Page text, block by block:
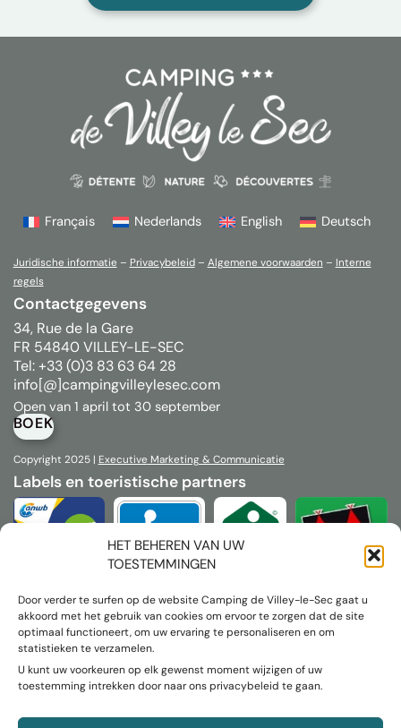
HET BEHEREN VAN UW
TOESTEMMINGEN
Door verder te surfen op de website Camping de Villey-le-Sec gaat u
akkoord met het gebruik van cookies om ervoor te zorgen dat de site
optimaal functioneert, om uw ervaring te personaliseren en om
statistieken te verzamelen.
U kunt uw voorkeuren op elk gewenst moment wijzigen of uw
toestemming intrekken door naar ons privacybeleid te gaan.
Français Nederlands English Deutsch
Juridische informatie – Privacybeleid– Algemene voorwaarden – Interne
regels
Contactgegevens
34, Rue de la Gare
FR 54840 VILLEY-LE-SEC
Tel: +33 (0)3 83 63 64 28
info[@]campingvilleylesec.com
Open van 1 april tot 30 september
BOEK
Copyright 2025 | Executive Marketing & Communicatie
Labels en toeristische partners